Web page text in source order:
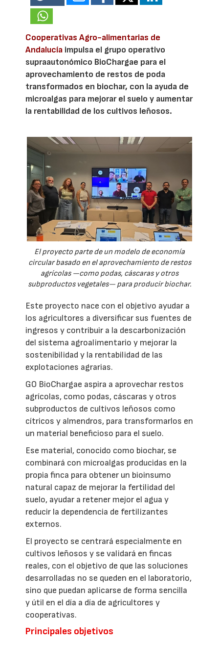
Cooperativas Agro-alimentarias de
Andalucía impulsa el grupo operativo
supraautonómico BioChargae para el
aprovechamiento de restos de poda
transformados en biochar, con la ayuda de
microalgas para mejorar el suelo y aumentar
la rentabilidad de los cultivos leñosos.
El proyecto parte de un modelo de economía
circular basado en el aprovechamiento de restos
agrícolas —como podas, cáscaras y otros
subproductos vegetales— para producir biochar.
Este proyecto nace con el objetivo ayudar a
los agricultores a diversificar sus fuentes de
ingresos y contribuir a la descarbonización
del sistema agroalimentario y mejorar la
sostenibilidad y la rentabilidad de las
explotaciones agrarias.
GO BioChargae aspira a aprovechar restos
agrícolas, como podas, cáscaras y otros
subproductos de cultivos leñosos como
cítricos y almendros, para transformarlos en
un material beneficioso para el suelo.
Ese material, conocido como biochar, se
combinará con microalgas producidas en la
propia finca para obtener un bioinsumo
natural capaz de mejorar la fertilidad del
suelo, ayudar a retener mejor el agua y
reducir la dependencia de fertilizantes
externos.
El proyecto se centrará especialmente en
cultivos leñosos y se validará en fincas
reales, con el objetivo de que las soluciones
desarrolladas no se queden en el laboratorio,
sino que puedan aplicarse de forma sencilla
y útil en el día a día de agricultores y
cooperativas.
Principales objetivos